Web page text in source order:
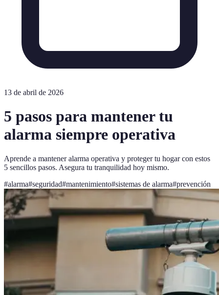
13 de abril de 2026
5 pasos para mantener tu
alarma siempre operativa
Aprende a mantener alarma operativa y proteger tu hogar con estos
5 sencillos pasos. Asegura tu tranquilidad hoy mismo.
#alarma#seguridad#mantenimiento#sistemas de alarma#prevención